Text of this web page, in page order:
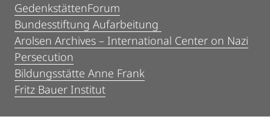
GedenkstättenForum
Bundesstiftung Aufarbeitung
Arolsen Archives – International Center on Nazi
Persecution
Bildungsstätte Anne Frank
Fritz Bauer Institut